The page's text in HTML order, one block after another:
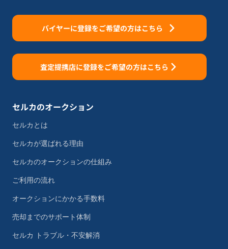
バイヤーに登録をご希望の方はこちら
査定提携店に登録をご希望の方はこちら
セルカのオークション
セルカとは
セルカが選ばれる理由
セルカのオークションの仕組み
ご利用の流れ
オークションにかかる手数料
売却までのサポート体制
セルカ トラブル・不安解消